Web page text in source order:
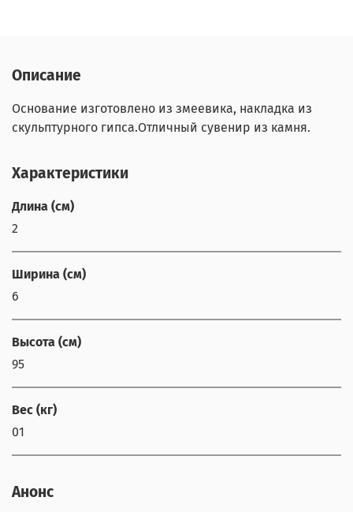
Описание
Основание изготовлено из змеевика, накладка из
скульптурного гипса.Отличный сувенир из камня.
Характеристики
Длина (см)
2
Ширина (см)
6
Высота (см)
95
Вес (кг)
01
Анонс